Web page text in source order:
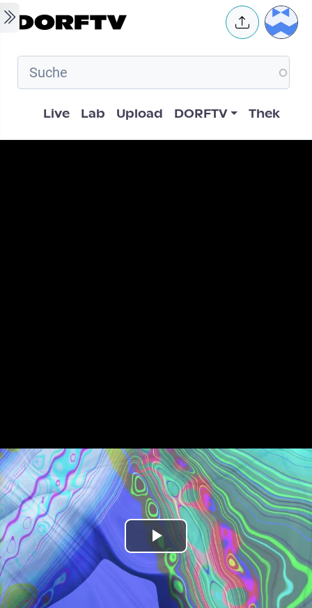
Skip to main content User
Hauptnavigation
Live Lab Upload DORFTV Thek
Play
Video